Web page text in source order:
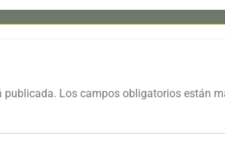
publicada. Los campos obligatorios están